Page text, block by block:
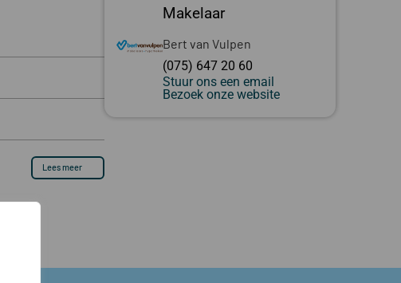
Lees meer
Makelaar
Bert van Vulpen
(075) 647 20 60
Stuur ons een email
Bezoek onze website